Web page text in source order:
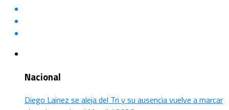
Nacional
Diego Lainez se aleja del Tri y su ausencia vuelve a marcar